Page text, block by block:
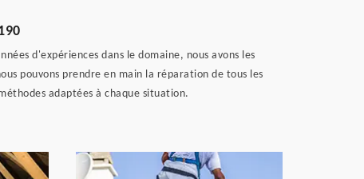
d'expériences dans le domaine, nous avons les
pouvons prendre en main la réparation de tous les
adaptées à chaque situation.